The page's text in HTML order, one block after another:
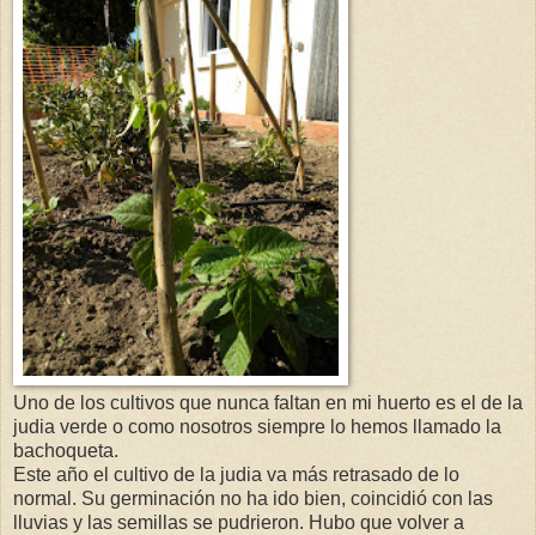
Uno de los cultivos que nunca faltan en mi huerto es el de la
judia verde o como nosotros siempre lo hemos llamado la
bachoqueta.
Este año el cultivo de la judia va más retrasado de lo
normal. Su germinación no ha ido bien, coincidió con las
lluvias y las semillas se pudrieron. Hubo que volver a